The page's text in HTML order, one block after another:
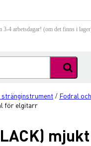
3-4 arbetsdagar! (om det finns i
/ Fodral
för elgitarr